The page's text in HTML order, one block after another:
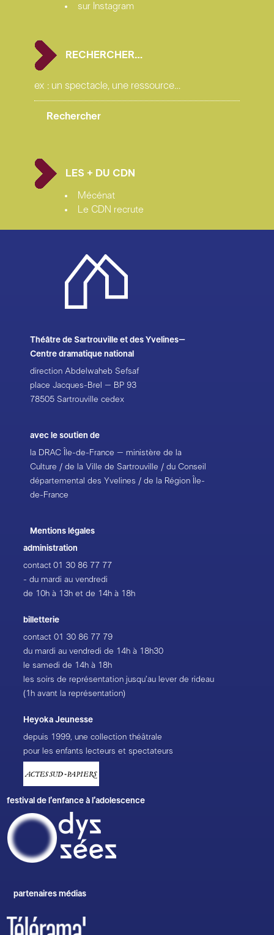
sur Instagram
RECHERCHER…
LES + DU CDN
Mécénat
Le CDN recrute
Théâtre de Sartrouville et des Yvelines–
Centre dramatique national
direction Abdelwaheb Sefsaf
place Jacques-Brel – BP 93
78505 Sartrouville cedex
avec le soutien de
la DRAC Île-de-France – ministère de la
Culture / de la Ville de Sartrouville / du Conseil
départemental des Yvelines / de la Région Île-
de-France
Mentions légales
administration
contact 01 30 86 77 77
- du mardi au vendredi
de 10h à 13h et de 14h à 18h
billetterie
contact 01 30 86 77 79
du mardi au vendredi de 14h à 18h30
le samedi de 14h à 18h
les soirs de représentation jusqu’au lever de rideau
(1h avant la représentation)
Heyoka Jeunesse
depuis 1999, une collection théâtrale
pour les enfants lecteurs et spectateurs
festival de l’enfance à l’adolescence
partenaires médias